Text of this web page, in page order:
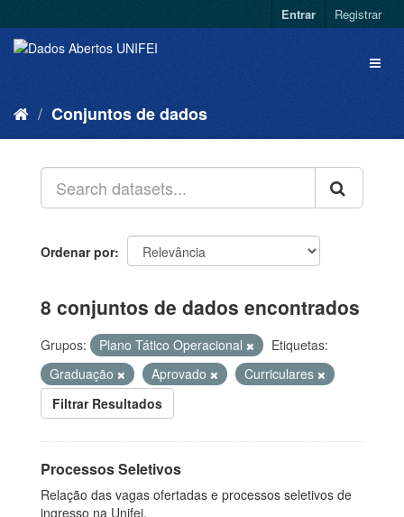
Entrar Registrar
Conjuntos de dados
Ordenar por
8 conjuntos de dados encontrados
Grupos: Plano Tático Operacional
Etiquetas:
Graduação
Aprovado
Curriculares
Filtrar Resultados
Processos Seletivos
Relação das vagas ofertadas e processos seletivos de
ingresso na Unifei.